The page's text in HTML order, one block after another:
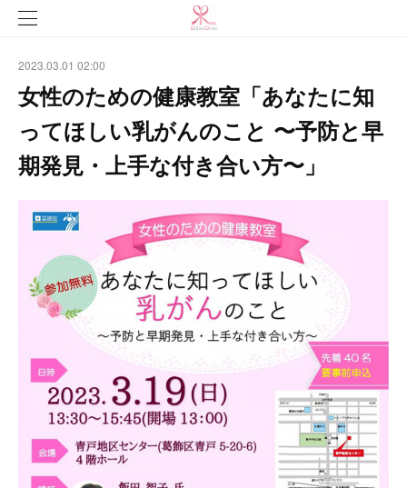
2023.03.01 02:00
女性のための健康教室「あなたに知
ってほしい乳がんのこと 〜予防と早
期発見・上手な付き合い方〜」